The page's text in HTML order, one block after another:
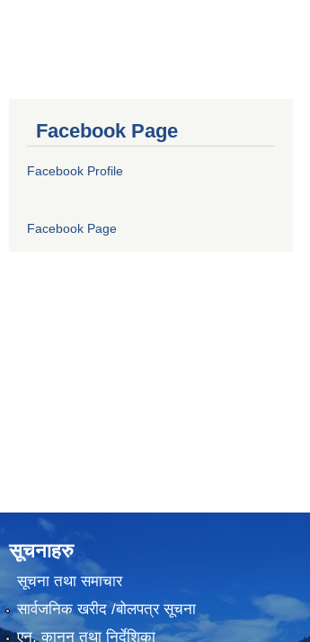
Facebook Page
Facebook Profile
Facebook Page
सूचनाहरु
सूचना तथा समाचार
सार्वजनिक खरीद /बोलपत्र सूचना
एन, कानुन तथा निर्देशिका